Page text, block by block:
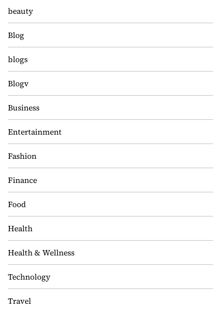
beauty
Blog
blogs
Blogv
Business
Entertainment
Fashion
Finance
Food
Health
Health & Wellness
Technology
Travel